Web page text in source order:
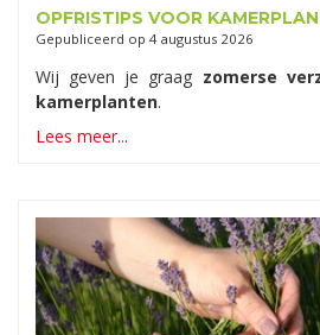
OPFRISTIPS VOOR
Gepubliceerd op 4 augustus 2026
Wij geven je graag zomerse
kamerplanten.
Lees meer...